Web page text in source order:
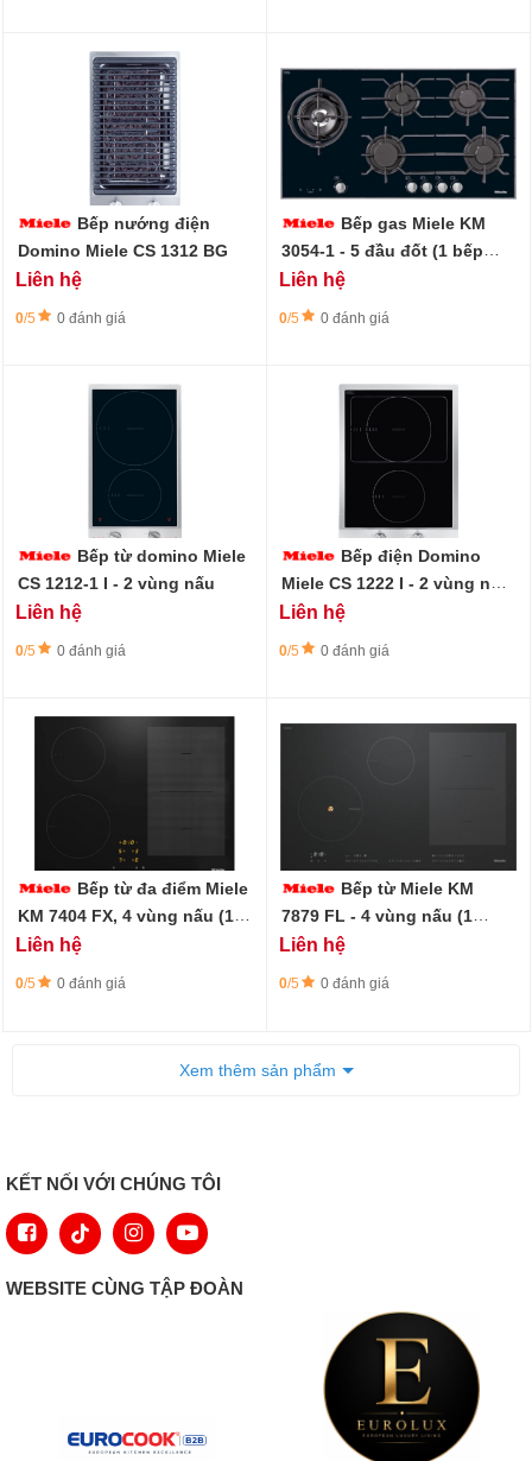
Bếp nướng điện
Domino Miele CS 1312 BG
Liên hệ
0/5 0 đánh giá
Bếp gas Miele KM
3054-1 - 5 đầu đốt (1 bếp
kép) - Thép không gỉ
Liên hệ
0/5 0 đánh giá
Bếp từ domino Miele
CS 1212-1 I - 2 vùng nấu
Liên hệ
0/5 0 đánh giá
Bếp điện Domino
Miele CS 1222 I - 2 vùng nấu
(1 vùng nấu/nướng)
Liên hệ
0/5 0 đánh giá
Bếp từ đa điểm Miele
KM 7404 FX, 4 vùng nấu (1
vùng nấu PowerFlex)
Liên hệ
0/5 0 đánh giá
Bếp từ Miele KM
7879 FL - 4 vùng nấu (1
vùng PowerFlex và 1 vùng
TempControl)
Liên hệ
0/5 0 đánh giá
Xem thêm sản phẩm
KẾT NỐI VỚI CHÚNG TÔI
WEBSITE CÙNG TẬP ĐOÀN